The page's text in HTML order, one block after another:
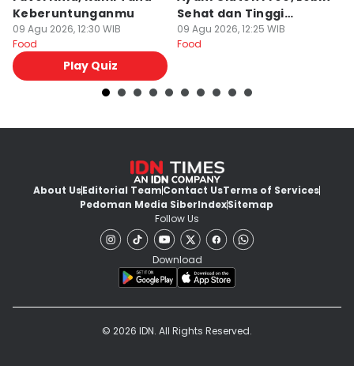
Keberuntunganmu
09 Agu 2026, 12:30 WIB
Food
Play Quiz
Sehat dan Tinggi
Protein
09 Agu 2026, 12:25 WIB
Food
About UsEditorial TeamContact UsTerms of Services
Pedoman Media SiberIndexSitemap
Follow Us
Download
© 2026 IDN. All Rights Reserved.